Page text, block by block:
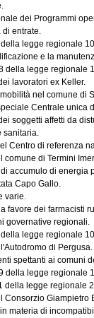
dei Programmi
di entrate.
legge regionale
e la
della legge regionale
lavoratori ex Keller.
nel comune di
Centrale unica
soggetti affetti da
sanitaria.
Centro di referenza
comune di Termini
accumulo di energia
Capo Gallo.
varie.
favore dei farmacisti
governative regionali.
legge regionale
di Pergusa.
spettanti ai comuni
della legge regionale
della legge regionale
Consorzio Giampietro
materia di